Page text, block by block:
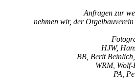
Anfragen zur
nehmen wir, der
HJW,
BB, Berit
WRM,
PA,